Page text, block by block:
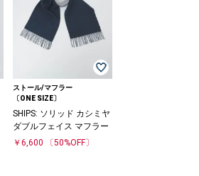
ストール/マフラー
〔ONE SIZE〕
SHIPS: ソリッド カシミヤ
ダブルフェイス マフラー
￥6,600
〔50%OFF〕